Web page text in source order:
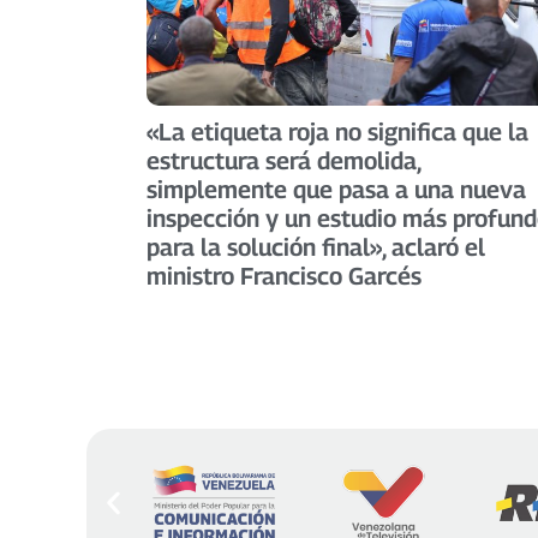
«La etiqueta roja no significa que la
estructura será demolida,
simplemente que pasa a una nueva
inspección y un estudio más
para la solución final», aclaró el
ministro Francisco Garcés